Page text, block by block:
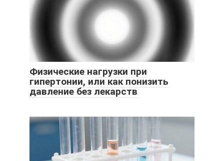
Физические нагрузки при
гипертонии, или как понизить
давление без лекарств